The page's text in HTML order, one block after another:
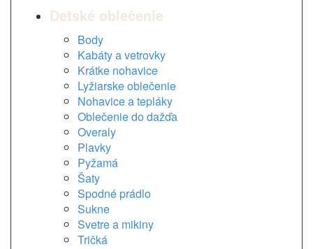
Detské oblečenie
Body
Kabáty a vetrovky
Krátke nohavice
Lyžiarske oblečenie
Nohavice a tepláky
Oblečenie do dažďa
Overaly
Plavky
Pyžamá
Šaty
Spodné prádlo
Sukne
Svetre a mikiny
Tričká